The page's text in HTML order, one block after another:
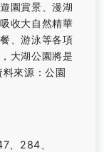
園賞景、漫湖
收大自然精華
、游泳等各項
大湖公園將是
來源：公園
、284、